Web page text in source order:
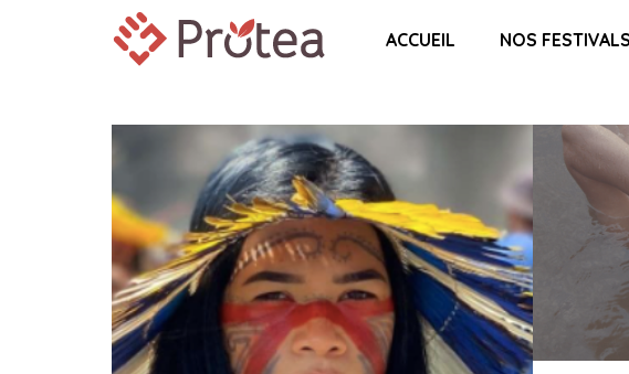
ACCUEIL NOS FESTIVALS
MARCUS GARVEY (« AFRICAN
REDEMPTION: THE LIFE AND LEGACY OF
MARCUS GARVEY »)
TONI